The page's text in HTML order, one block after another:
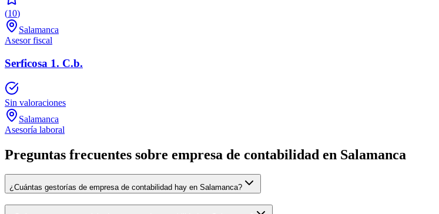
(10)
Salamanca
Asesor fiscal
Serficosa 1. C.b.
Sin valoraciones
Salamanca
Asesoría laboral
Preguntas frecuentes sobre empresa de contabilidad en Salamanca
¿Cuántas gestorías de empresa de contabilidad hay en Salamanca?